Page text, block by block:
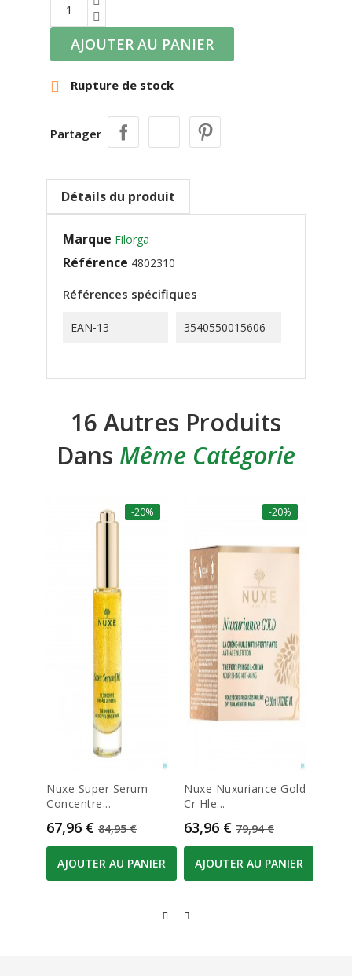
AJOUTER AU PANIER
 Rupture de stock
Partager
Détails du produit
Marque Filorga
Référence 4802310
Références spécifiques
EAN-13 3540550015606
16 Autres Produits
Dans Même Catégorie
-20%
Nuxe Super Serum
Concentre...
Prix
67,96 € Prix de base
84,95 €
AJOUTER AU PANIER
-20%
Nuxe Nuxuriance Gold
Cr Hle...
Prix
63,96 € Prix de base
79,94 €
AJOUTER AU PANIER